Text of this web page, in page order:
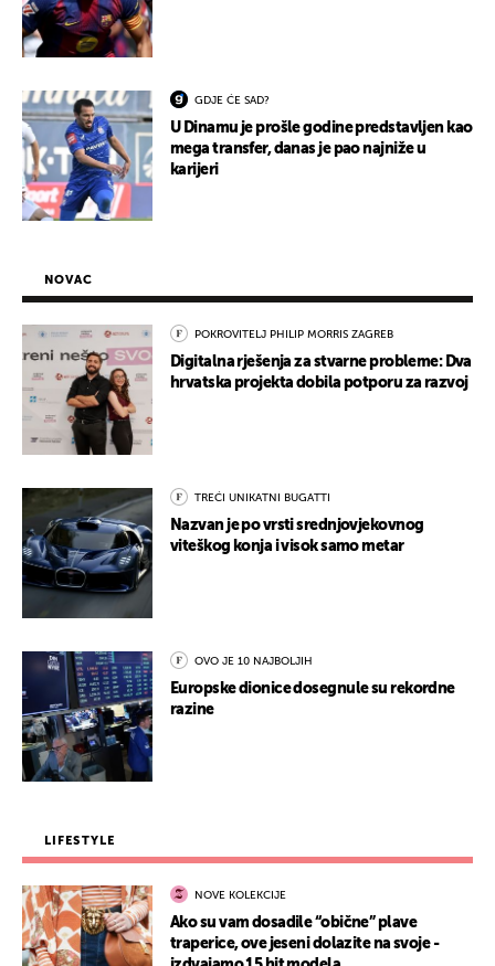
GDJE ĆE SAD?
U Dinamu je prošle godine predstavljen kao
mega transfer, danas je pao najniže u
karijeri
NOVAC
POKROVITELJ PHILIP MORRIS ZAGREB
Digitalna rješenja za stvarne probleme: Dva
hrvatska projekta dobila potporu za razvoj
TREĆI UNIKATNI BUGATTI
Nazvan je po vrsti srednjovjekovnog
viteškog konja i visok samo metar
OVO JE 10 NAJBOLJIH
Europske dionice dosegnule su rekordne
razine
LIFESTYLE
NOVE KOLEKCIJE
Ako su vam dosadile “obične” plave
traperice, ove jeseni dolazite na svoje -